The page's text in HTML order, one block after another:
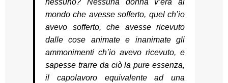
nessuno? Nessuna donna v’era al
mondo che avesse sofferto, quel ch’io
avevo sofferto, che avesse ricevuto
dalle cose animate e inanimate gli
ammonimenti ch’io avevo ricevuto, e
sapesse trarre da ciò la pure essenza,
il capolavoro equivalente ad una